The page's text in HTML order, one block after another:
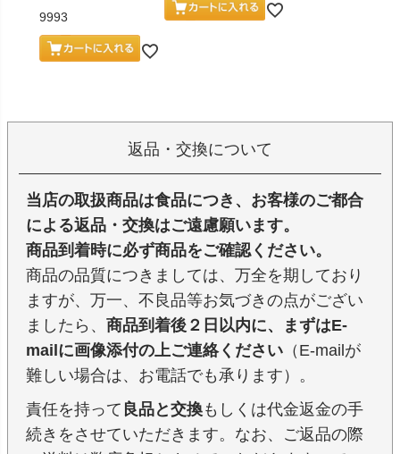
9993
返品・交換について
当店の取扱商品は食品につき、お客様のご都合
による返品・交換はご遠慮願います。
商品到着時に必ず商品をご確認ください。
商品の品質につきましては、万全を期しており
ますが、万一、不良品等お気づきの点がござい
ましたら、 商品到着後２日以内に、まずはE-
mailに画像添付の上ご連絡ください （E-mailが
難しい場合は、お電話でも承ります）。
責任を持って 良品と交換もしくは代金返金の手
続きをさせていただきます。なお、ご返品の際